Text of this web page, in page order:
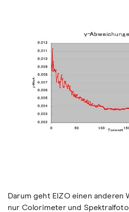
Darum geht EIZO einen anderen
nur Colorimeter und